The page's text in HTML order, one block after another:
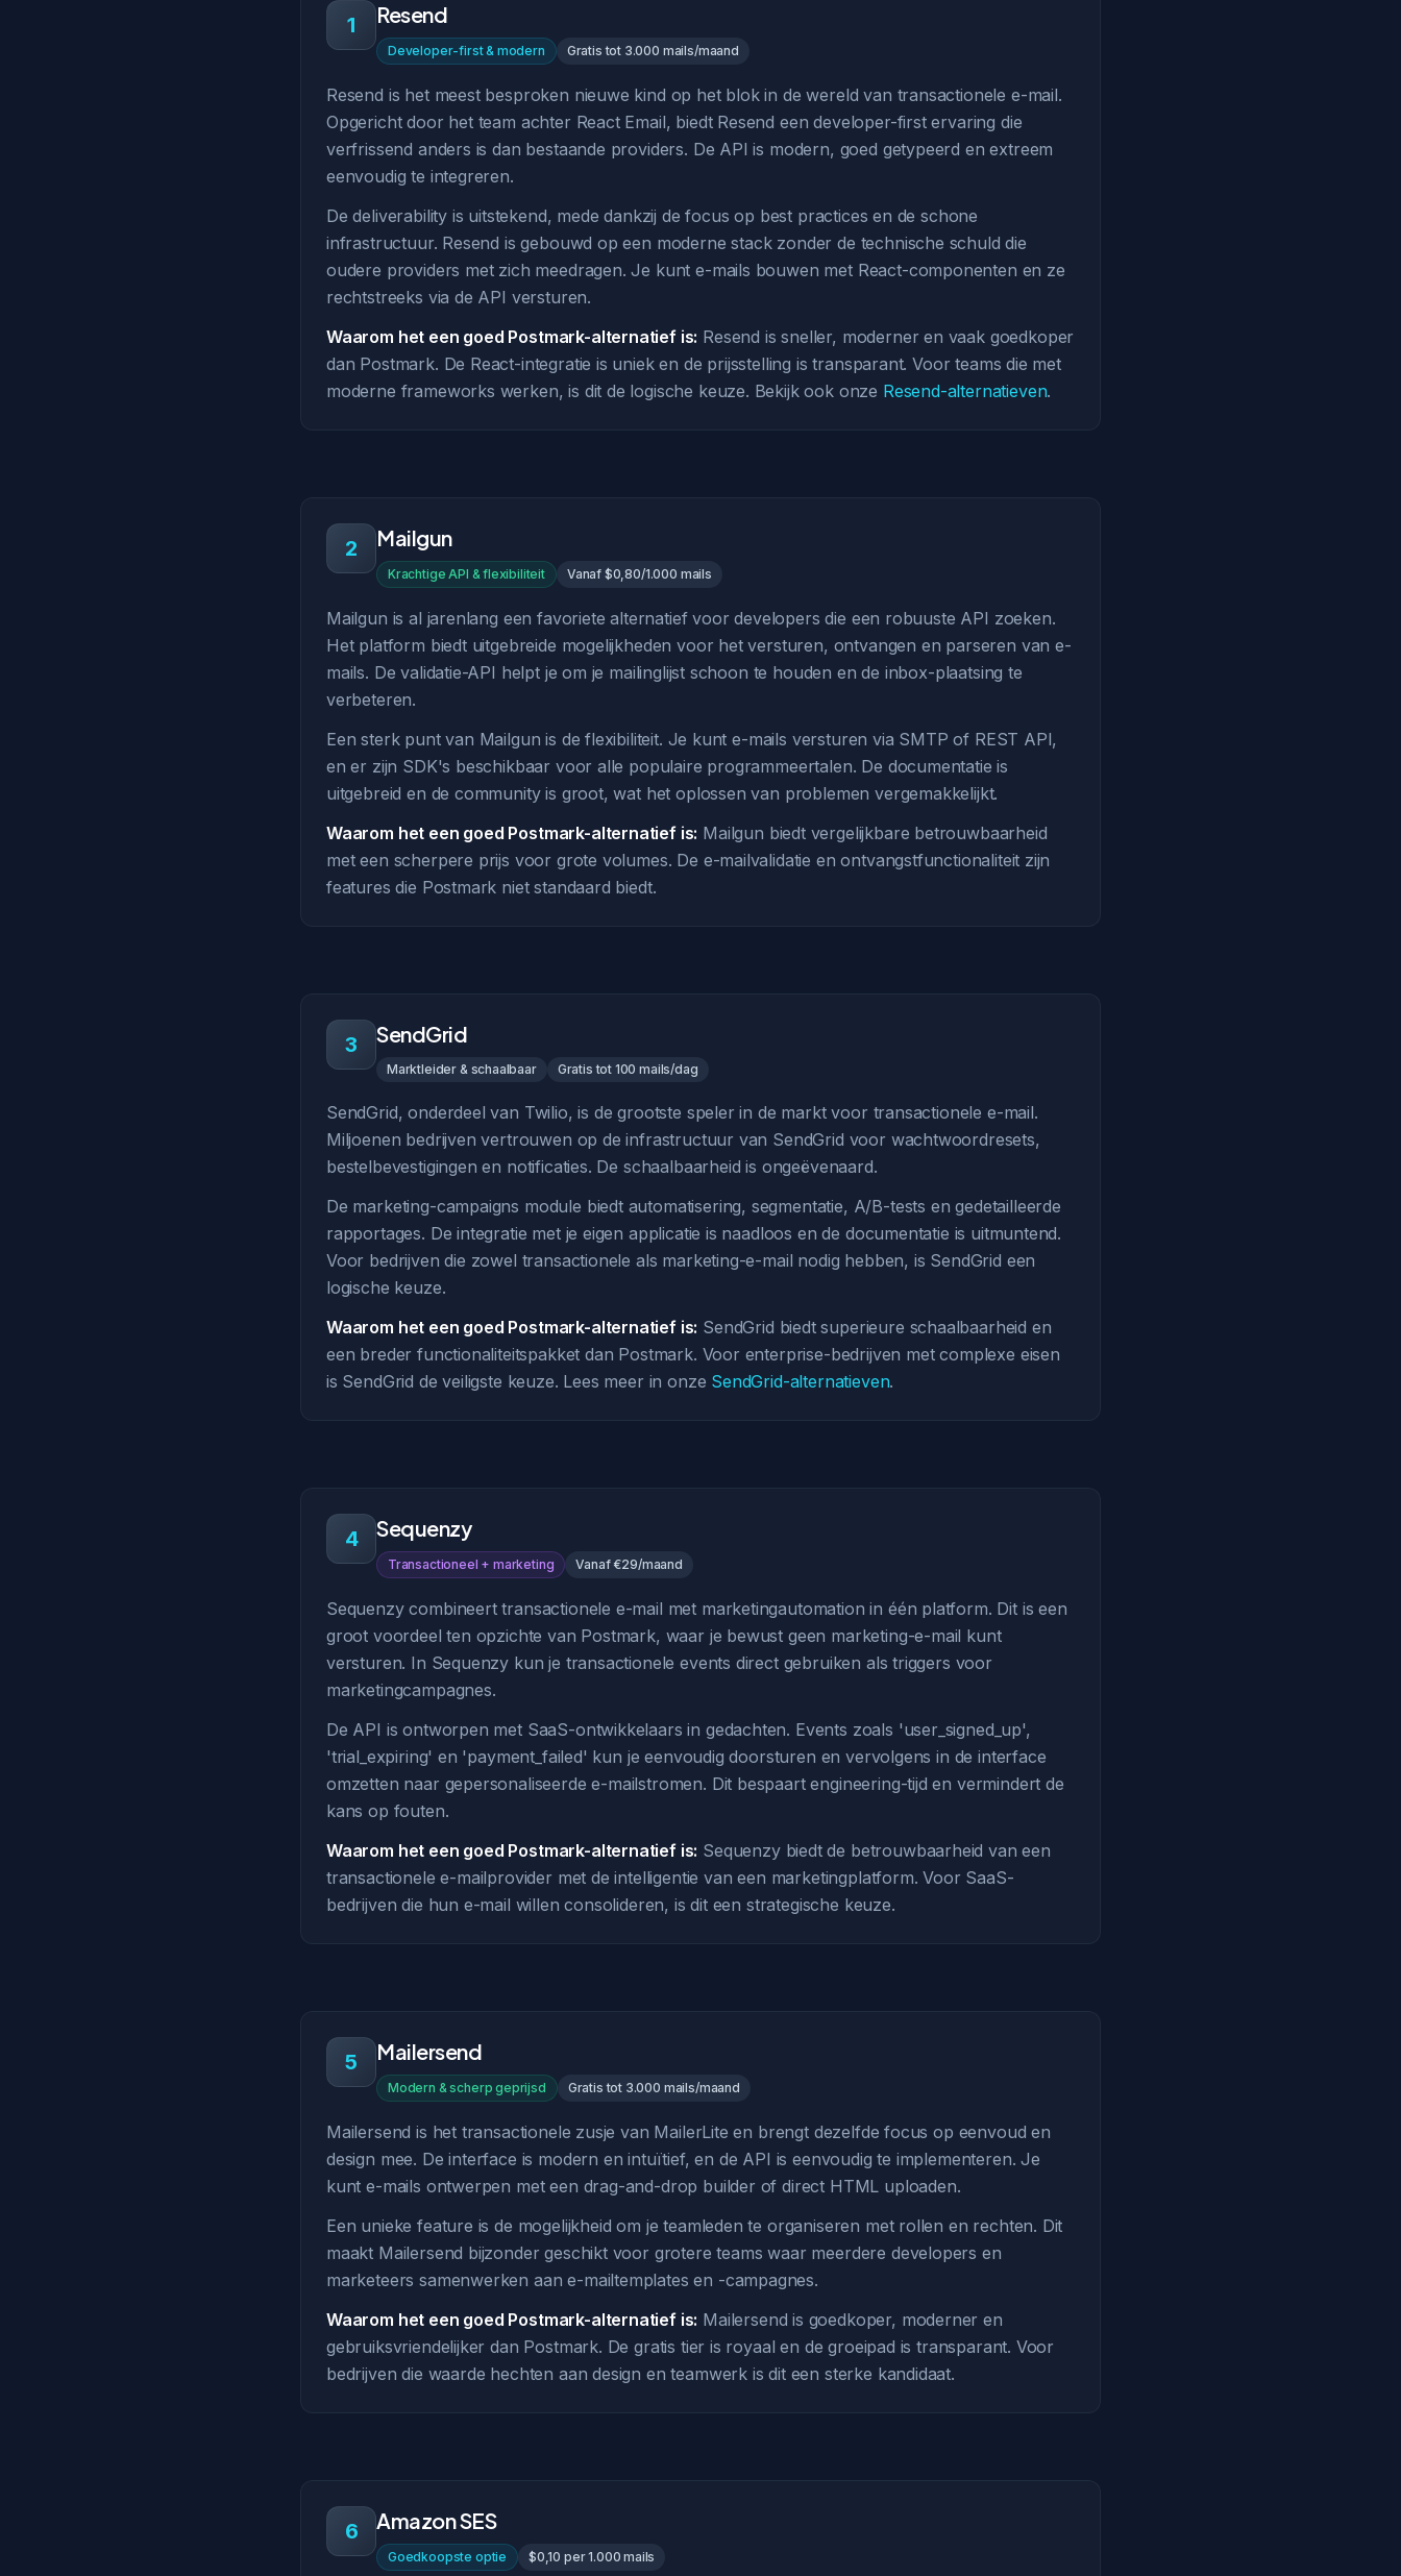
1 Resend
Developer-first & modern Gratis tot 3.000 mails/maand
Resend is het meest besproken nieuwe kind op het blok in de wereld van transactionele e-mail.
Opgericht door het team achter React Email, biedt Resend een developer-first ervaring die
verfrissend anders is dan bestaande providers. De API is modern, goed getypeerd en extreem
eenvoudig te integreren.
De deliverability is uitstekend, mede dankzij de focus op best practices en de schone
infrastructuur. Resend is gebouwd op een moderne stack zonder de technische schuld die
oudere providers met zich meedragen. Je kunt e-mails bouwen met React-componenten en ze
rechtstreeks via de API versturen.
Waarom het een goed Postmark-alternatief is: Resend is sneller, moderner en vaak goedkoper
dan Postmark. De React-integratie is uniek en de prijsstelling is transparant. Voor teams die met
moderne frameworks werken, is dit de logische keuze. Bekijk ook onze Resend-alternatieven.
2 Mailgun
Krachtige API & flexibiliteit Vanaf $0,80/1.000 mails
Mailgun is al jarenlang een favoriete alternatief voor developers die een robuuste API zoeken.
Het platform biedt uitgebreide mogelijkheden voor het versturen, ontvangen en parseren van e-
mails. De validatie-API helpt je om je mailinglijst schoon te houden en de inbox-plaatsing te
verbeteren.
Een sterk punt van Mailgun is de flexibiliteit. Je kunt e-mails versturen via SMTP of REST API,
en er zijn SDK's beschikbaar voor alle populaire programmeertalen. De documentatie is
uitgebreid en de community is groot, wat het oplossen van problemen vergemakkelijkt.
Waarom het een goed Postmark-alternatief is: Mailgun biedt vergelijkbare betrouwbaarheid
met een scherpere prijs voor grote volumes. De e-mailvalidatie en ontvangstfunctionaliteit zijn
features die Postmark niet standaard biedt.
3 SendGrid
Marktleider & schaalbaar Gratis tot 100 mails/dag
SendGrid, onderdeel van Twilio, is de grootste speler in de markt voor transactionele e-mail.
Miljoenen bedrijven vertrouwen op de infrastructuur van SendGrid voor wachtwoordresets,
bestelbevestigingen en notificaties. De schaalbaarheid is ongeëvenaard.
De marketing-campaigns module biedt automatisering, segmentatie, A/B-tests en gedetailleerde
rapportages. De integratie met je eigen applicatie is naadloos en de documentatie is uitmuntend.
Voor bedrijven die zowel transactionele als marketing-e-mail nodig hebben, is SendGrid een
logische keuze.
Waarom het een goed Postmark-alternatief is: SendGrid biedt superieure schaalbaarheid en
een breder functionaliteitspakket dan Postmark. Voor enterprise-bedrijven met complexe eisen
is SendGrid de veiligste keuze. Lees meer in onze SendGrid-alternatieven.
4 Sequenzy
Transactioneel + marketing Vanaf €29/maand
Sequenzy combineert transactionele e-mail met marketingautomation in één platform. Dit is een
groot voordeel ten opzichte van Postmark, waar je bewust geen marketing-e-mail kunt
versturen. In Sequenzy kun je transactionele events direct gebruiken als triggers voor
marketingcampagnes.
De API is ontworpen met SaaS-ontwikkelaars in gedachten. Events zoals 'user_signed_up',
'trial_expiring' en 'payment_failed' kun je eenvoudig doorsturen en vervolgens in de interface
omzetten naar gepersonaliseerde e-mailstromen. Dit bespaart engineering-tijd en vermindert de
kans op fouten.
Waarom het een goed Postmark-alternatief is: Sequenzy biedt de betrouwbaarheid van een
transactionele e-mailprovider met de intelligentie van een marketingplatform. Voor SaaS-
bedrijven die hun e-mail willen consolideren, is dit een strategische keuze.
5 Mailersend
Modern & scherp geprijsd Gratis tot 3.000 mails/maand
Mailersend is het transactionele zusje van MailerLite en brengt dezelfde focus op eenvoud en
design mee. De interface is modern en intuïtief, en de API is eenvoudig te implementeren. Je
kunt e-mails ontwerpen met een drag-and-drop builder of direct HTML uploaden.
Een unieke feature is de mogelijkheid om je teamleden te organiseren met rollen en rechten. Dit
maakt Mailersend bijzonder geschikt voor grotere teams waar meerdere developers en
marketeers samenwerken aan e-mailtemplates en -campagnes.
Waarom het een goed Postmark-alternatief is: Mailersend is goedkoper, moderner en
gebruiksvriendelijker dan Postmark. De gratis tier is royaal en de groeipad is transparant. Voor
bedrijven die waarde hechten aan design en teamwerk is dit een sterke kandidaat.
6 Amazon SES
Goedkoopste optie $0,10 per 1.000 mails